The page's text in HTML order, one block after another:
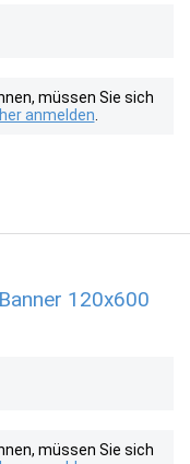
müssen Sie sich
anmelden
120x600
müssen Sie sich